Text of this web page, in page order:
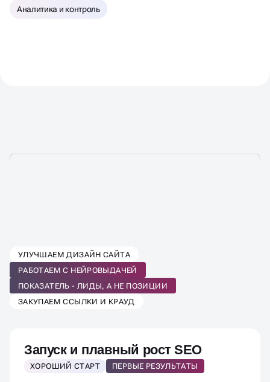
Аналитика и контроль
ВЫБЕРИТЕ ТАРИФ SEO-
ПРОДВИЖЕНИЯ
ПОД ВАШ БИЗНЕС
УЛУЧШАЕМ ДИЗАЙН САЙТА
РАБОТАЕМ С НЕЙРОВЫДАЧЕЙ
ПОКАЗАТЕЛЬ - ЛИДЫ, А НЕ ПОЗИЦИИ
ЗАКУПАЕМ ССЫЛКИ И КРАУД
Запуск и плавный рост SEO
ХОРОШИЙ СТАРТ ПЕРВЫЕ РЕЗУЛЬТАТЫ